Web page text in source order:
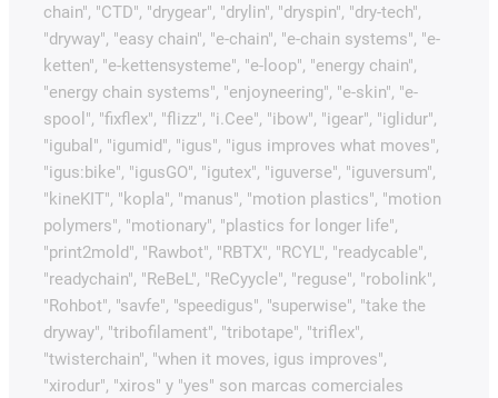
chain", "CTD", "drygear", "drylin", "dryspin", "dry-tech",
"dryway", "easy chain", "e-chain", "e-chain systems", "e-
ketten", "e-kettensysteme", "e-loop", "energy chain",
"energy chain systems", "enjoyneering", "e-skin", "e-
spool", "fixflex", "flizz", "i.Cee", "ibow", "igear", "iglidur",
"igubal", "igumid", "igus", "igus improves what moves",
"igus:bike", "igusGO", "igutex", "iguverse", "iguversum",
"kineKIT", "kopla", "manus", "motion plastics", "motion
polymers", "motionary", "plastics for longer life",
"print2mold", "Rawbot", "RBTX", "RCYL", "readycable",
"readychain", "ReBeL", "ReCyycle", "reguse", "robolink",
"Rohbot", "savfe", "speedigus", "superwise", "take the
dryway", "tribofilament", "tribotape", "triflex",
"twisterchain", "when it moves, igus improves",
"xirodur", "xiros" y "yes" son marcas comerciales